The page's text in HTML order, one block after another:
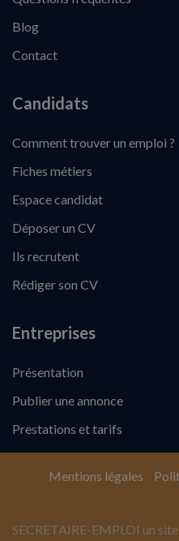
Blog
Contact
Candidats
Comment trouver un emploi ?
Fiches métiers
Espace candidat
Déposer un CV
Ils recrutent
Rédiger son CV
Entreprises
Présentation
Publier une annonce
Prestations et tarifs
SECRETAIRE-EMPLOI un
Mentions légales